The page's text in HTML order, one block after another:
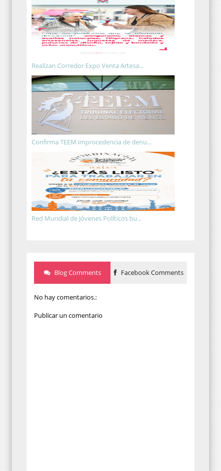
Realizan Corredor Expo Venta Artesa...
Confirma TEEM improcedencia de denu...
Red Mundial de Jóvenes Políticos bu...
Blog Comments Facebook Comments
No hay comentarios.:
Publicar un comentario